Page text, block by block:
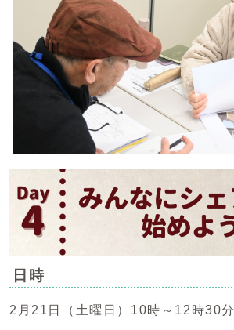
日時
2月21日（土曜日）10時～12時30分